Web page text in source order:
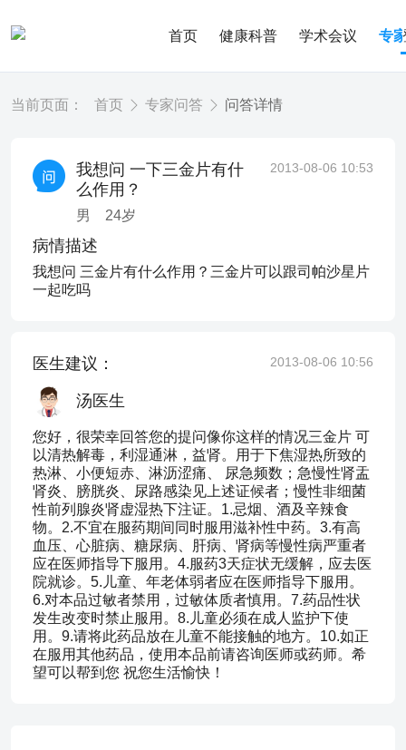
首页 健康科普 学术会议 专
当前页面： 首页 专家问答 问答详情
我想问 一下三金片有什
么作用？
男 24岁
2013-08-06 10:53
病情描述
我想问 三金片有什么作用？三金片可以跟司帕沙星片
一起吃吗
医生建议： 2013-08-06 10:56
汤医生
您好，很荣幸回答您的提问像你这样的情况三金片 可
以清热解毒，利湿通淋，益肾。用于下焦湿热所致的
热淋、小便短赤、淋沥涩痛、 尿急频数；急慢性肾盂
肾炎、膀胱炎、尿路感染见上述证候者；慢性非细菌
性前列腺炎肾虚湿热下注证。1.忌烟、酒及辛辣食
物。2.不宜在服药期间同时服用滋补性中药。3.有高
血压、心脏病、糖尿病、肝病、肾病等慢性病严重者
应在医师指导下服用。4.服药3天症状无缓解，应去医
院就诊。5.儿童、年老体弱者应在医师指导下服用。
6.对本品过敏者禁用，过敏体质者慎用。7.药品性状
发生改变时禁止服用。8.儿童必须在成人监护下使
用。9.请将此药品放在儿童不能接触的地方。10.如正
在服用其他药品，使用本品前请咨询医师或药师。希
望可以帮到您 祝您生活愉快！